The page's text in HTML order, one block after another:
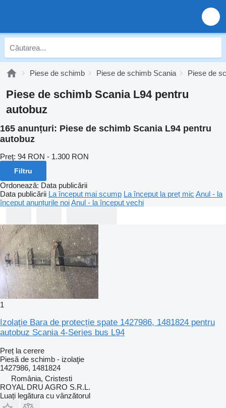
Piese de schimb Piese de schimb Scania Piese de
Piese de schimb Scania L94 pentru
autobuz
165 anunțuri: Piese de schimb Scania L94 pentru
autobuz
Preţ: 94 RON - 1.300 RON
Filtru
Ordonează: Data publicării
Data publicării La început mai scump La început la preț mic Anul - la
început anunțurile noiAnul - la început vechi
1
Izolaţie Bara de protecție spate 1427986, 1481824 pentru
autobuz Scania 4-Series bus L94
Preț la cerere
Piesă de schimb - izolaţie
1427986, 1481824
România, Cristesti
ROYAL DRU AGRO S.R.L.
Luați legătura cu vânzătorul